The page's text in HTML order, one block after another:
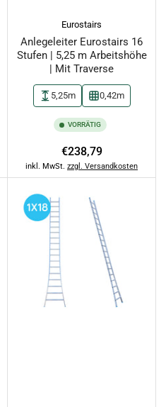
Eurostairs
Anlegeleiter Eurostairs 16
Stufen | 5,25 m Arbeitshöhe
| Mit Traverse
5,25m 0,42m
VORRÄTIG
Normaler
Preis
€238,79
inkl. MwSt. zzgl. Versandkosten